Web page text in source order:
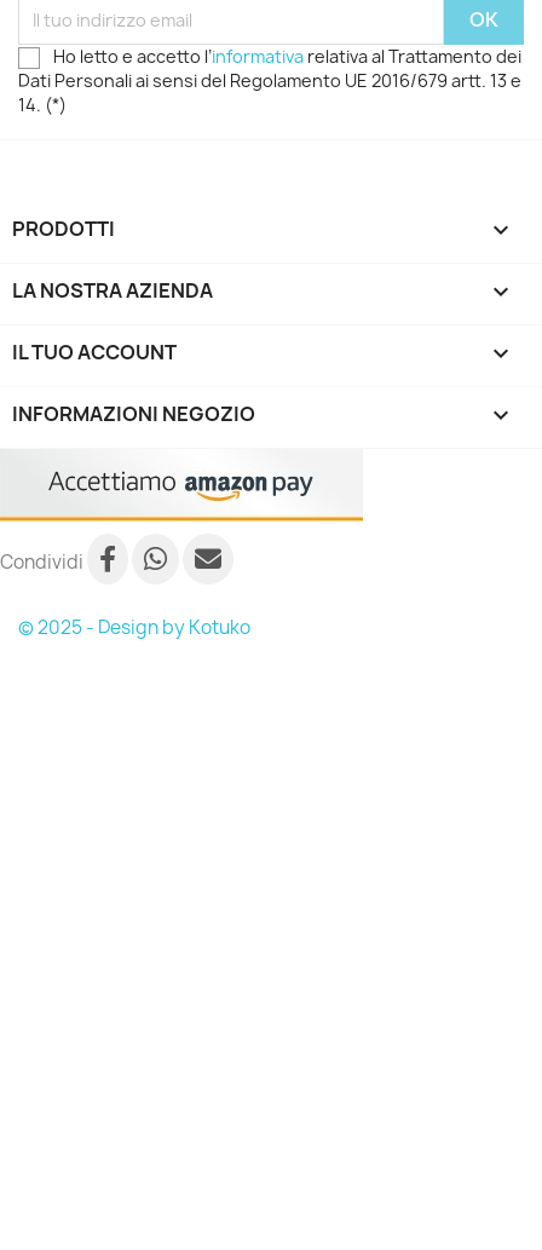
Ho letto e accetto l’informativa relativa al Trattamento dei
Dati Personali ai sensi del Regolamento UE 2016/679 artt. 13 e
14. (*)
PRODOTTI 
LA NOSTRA AZIENDA 
IL TUO ACCOUNT 
INFORMAZIONI NEGOZIO keyboard_arrow_down
Condividi
© 2025 - Design by Kotuko